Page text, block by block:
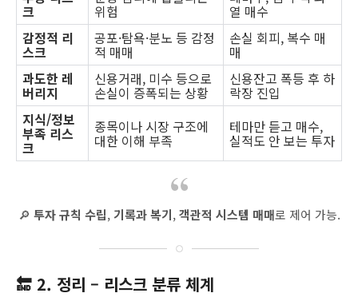
크 위험
열 매수
감정적 리
스크
공포·탐욕·분노 등 감정
적 매매
손실 회피, 복수 매
매
과도한 레
버리지
신용거래, 미수 등으로
손실이 증폭되는 상황
신용잔고 폭등 후 하
락장 진입
지식/정보
부족 리스
크
종목이나 시장 구조에
대한 이해 부족
테마만 듣고 매수,
실적도 안 보는 투자
🔎 투자 규칙 수립, 기록과 복기,객관적 시스템 매매로 제어 가능.
🔚 2. 정리 – 리스크 분류 체계